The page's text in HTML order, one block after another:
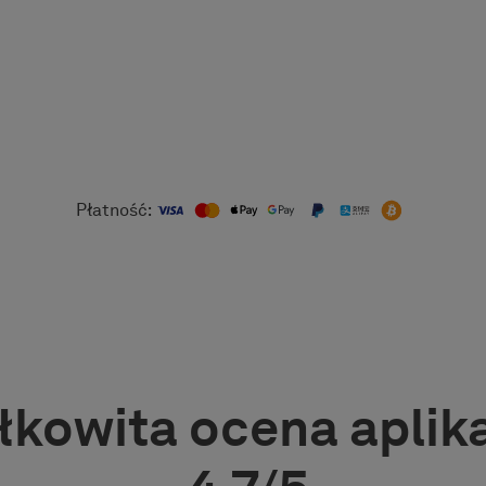
Płatność:
ocena